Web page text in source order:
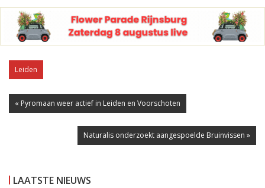
Leiden
« Pyromaan weer actief in Leiden en Voorschoten
Naturalis onderzoekt aangespoelde Bruinvissen »
LAATSTE NIEUWS